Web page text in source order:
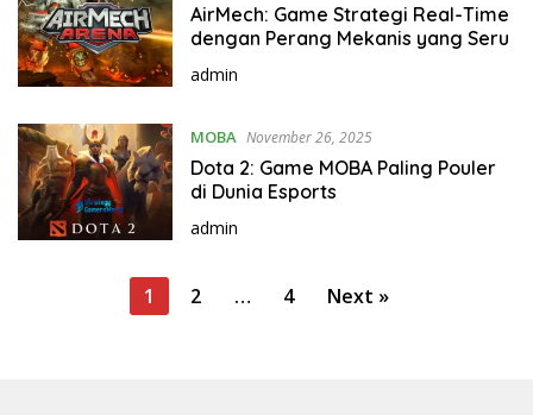
AirMech: Game Strategi Real-Time
dengan Perang Mekanis yang Seru
admin
MOBA November 26, 2025
Dota 2: Game MOBA Paling Pouler
di Dunia Esports
admin
1 2 … 4 Next »